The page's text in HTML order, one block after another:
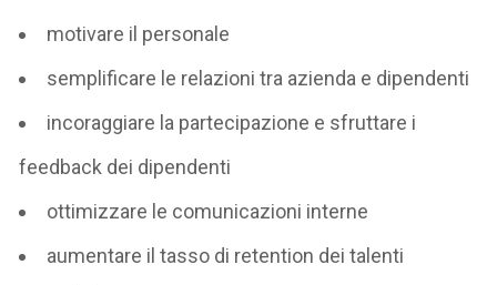
motivare il personale
semplificare le relazioni tra azienda e dipendenti
incoraggiare la partecipazione e sfruttare i
feedback dei dipendenti
ottimizzare le comunicazioni interne
aumentare il tasso di retention dei talenti